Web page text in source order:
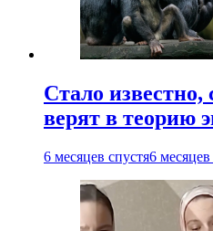
Стало известно,
верят в теорию
6 месяцев спустя6 месяцев